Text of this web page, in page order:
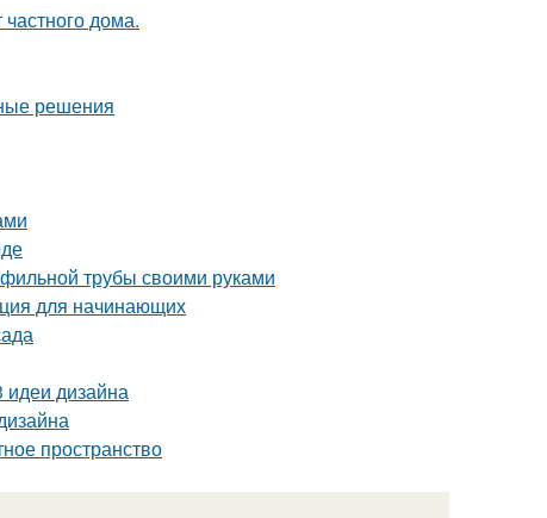
дома.
решения
трубы своими руками
для начинающих
идеи дизайна
пространство